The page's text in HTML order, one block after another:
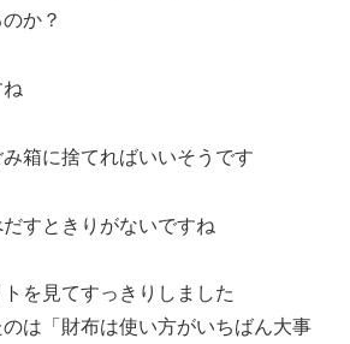
か？
箱に捨てればいいそうです
すときりがないですね
を見てすっきりしました
は「財布は使い方がいちばん大事